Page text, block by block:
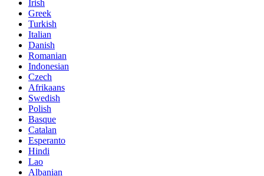
Irish
Greek
Turkish
Italian
Danish
Romanian
Indonesian
Czech
Afrikaans
Swedish
Polish
Basque
Catalan
Esperanto
Hindi
Lao
Albanian